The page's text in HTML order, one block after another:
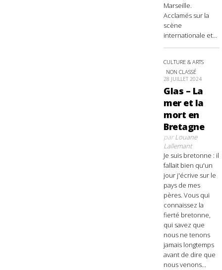
Marseille.
Acclamés sur la
scène
internationale et...
CULTURE & ARTS
NON CLASSÉ
28 JUILLET 2024
Glas – La
mer et la
mort en
Bretagne
parLouane
Lallemant
Je suis bretonne : il
fallait bien qu'un
jour j'écrive sur le
pays de mes
pères. Vous qui
connaissez la
fierté bretonne,
qui savez que
nous ne tenons
jamais longtemps
avant de dire que
nous venons...